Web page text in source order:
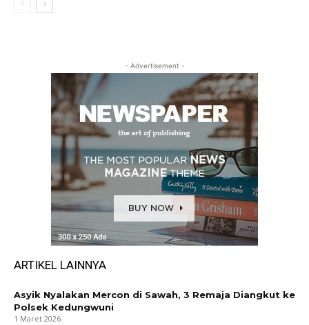
- Advertisement -
ARTIKEL LAINNYA
Asyik Nyalakan Mercon di Sawah, 3 Remaja Diangkut ke
Polsek Kedungwuni
1 Maret 2026